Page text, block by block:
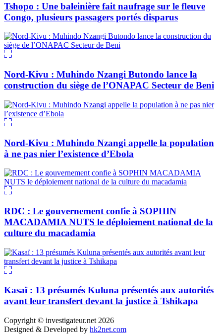
Tshopo : Une baleinière fait naufrage sur le fleuve
Congo, plusieurs passagers portés disparus
Nord-Kivu : Muhindo Nzangi Butondo lance la
construction du siège de l’ONAPAC Secteur de Beni
Nord-Kivu : Muhindo Nzangi appelle la population
à ne pas nier l’existence d’Ebola
RDC : Le gouvernement confie à SOPHIN
MACADAMIA NUTS le déploiement national de la
culture du macadamia
Kasaï : 13 présumés Kuluna présentés aux autorités
avant leur transfert devant la justice à Tshikapa
Copyright © investigateur.net 2026
Designed & Developed by hk2net.com